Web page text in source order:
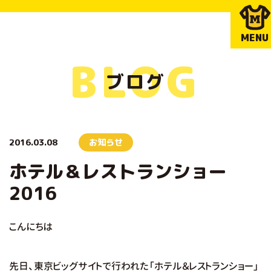
MENU
ブログ
BLOG
2016.03.08 お知らせ
ホテル＆レストランショー
2016
こんにちは
先日、東京ビッグサイトで行われた「ホテル＆レストランショー」